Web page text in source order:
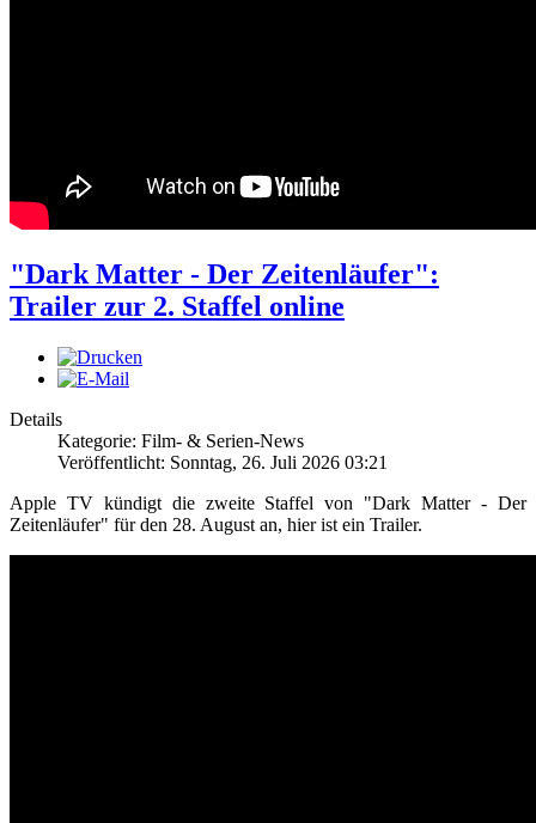
"Dark Matter - Der Zeitenläufer":
Trailer zur 2. Staffel online
Details
Kategorie: Film- & Serien-News
Veröffentlicht: Sonntag, 26. Juli 2026 03:21
Apple TV kündigt die zweite Staffel von "Dark Matter - Der
Zeitenläufer" für den 28. August an, hier ist ein Trailer.